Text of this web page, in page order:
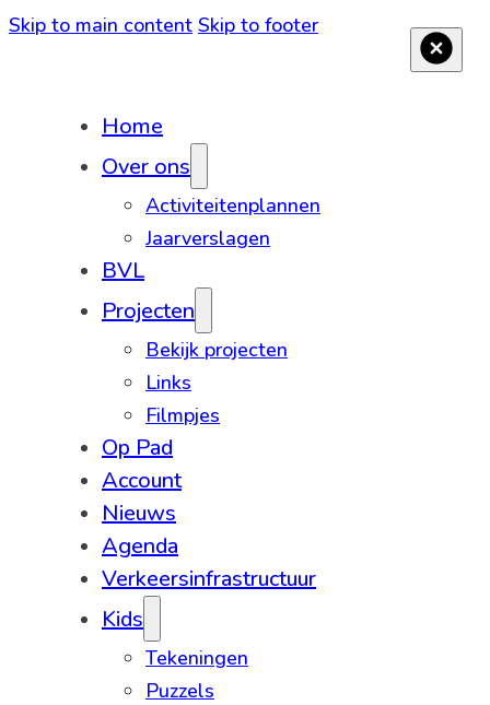
Skip to main content Skip to footer
Home
Over ons
Activiteitenplannen
Jaarverslagen
BVL
Projecten
Bekijk projecten
Links
Filmpjes
Op Pad
Account
Nieuws
Agenda
Verkeersinfrastructuur
Kids
Tekeningen
Puzzels